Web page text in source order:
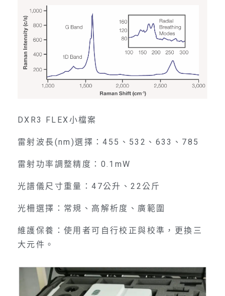
DXR3 FLEX小檔案
雷射波長(nm)選擇：455、532、633、785
雷射功率調整精度：0.1mW
光譜儀尺寸重量：47公升、22公斤
光柵選擇：常規、高解析度、廣範圍
維護保養：使用者可自行校正與校準，更換三
大元件。